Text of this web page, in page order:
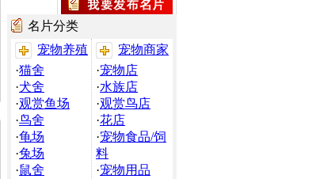
名片分类
宠物养殖
·猫舍
·犬舍
·观赏鱼场
·鸟舍
·龟场
·兔场
·鼠舍
宠物商家
·宠物店
·水族店
·观赏鸟店
·花店
·宠物食品/饲
料
·宠物用品